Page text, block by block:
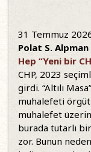
31 Temmuz
Polat S. Alpman
Hep “Yeni bir
CHP, 2023
girdi. “Altılı
muhalefeti
muhalefet
burada tutarlı
zor. Bunun